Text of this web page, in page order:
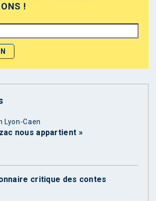
!
Lyon-Caen
nous appartient »
critique des contes